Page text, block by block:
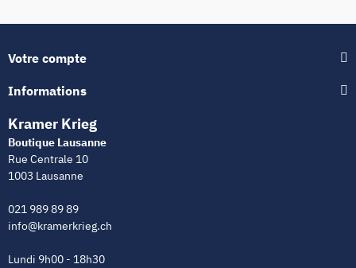
Votre compte
Informations
Kramer Krieg
Boutique Lausanne
Rue Centrale 10
1003 Lausanne
021 989 89 89
info@kramerkrieg.ch
Lundi 9h00 - 18h30